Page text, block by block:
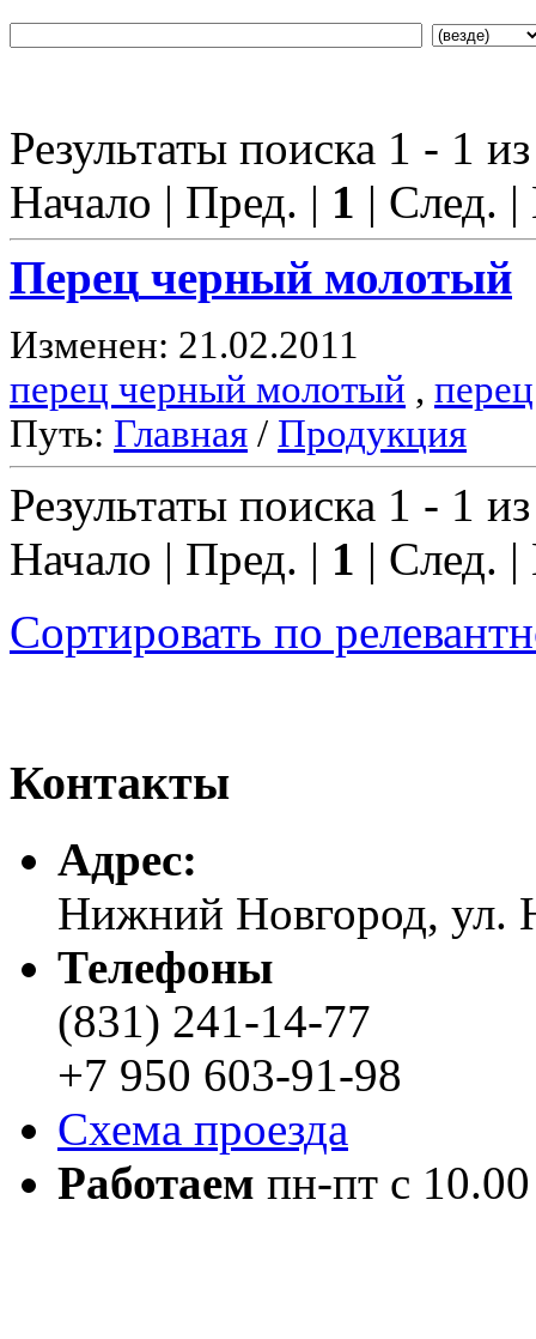
Результаты поиска 1 - 1
Начало | Пред. | 1 | След.
Перец черный молотый
Изменен: 21.02.2011
перец черный молотый , перец
Путь: Главная / Продукция
Результаты поиска 1 - 1
Начало | Пред. | 1 | След.
Сортировать по
Контакты
Адреc:
Нижний Новгород, ул.
Телефоны
(831) 241-14-77
+7 950 603-91-98
Схема проезда
Работаем пн-пт с